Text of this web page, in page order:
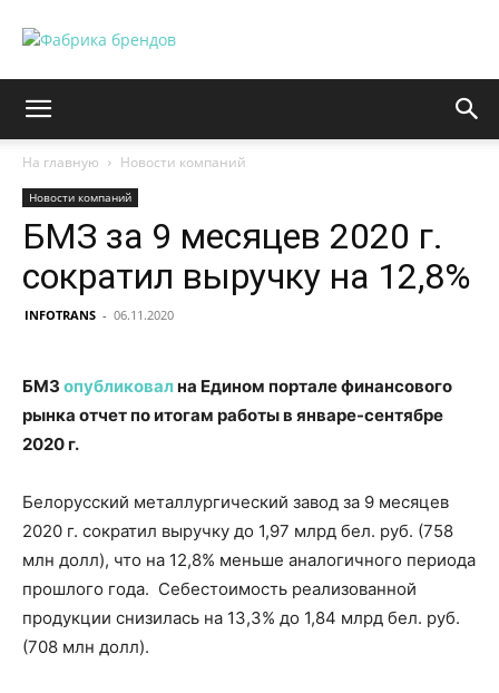
На главную Новости компаний
Новости компаний
БМЗ за 9 месяцев 2020 г.
сократил выручку на 12,8%
INFOTRANS - 06.11.2020
БМЗ опубликовална Едином портале финансового
рынка отчет по итогам работы в январе-сентябре
2020 г.
Белорусский металлургический завод за 9 месяцев
2020 г. сократил выручку до 1,97 млрд бел. руб. (758
млн долл), что на 12,8% меньше аналогичного периода
прошлого года. Себестоимость реализованной
продукции снизилась на 13,3% до 1,84 млрд бел. руб.
(708 млн долл).